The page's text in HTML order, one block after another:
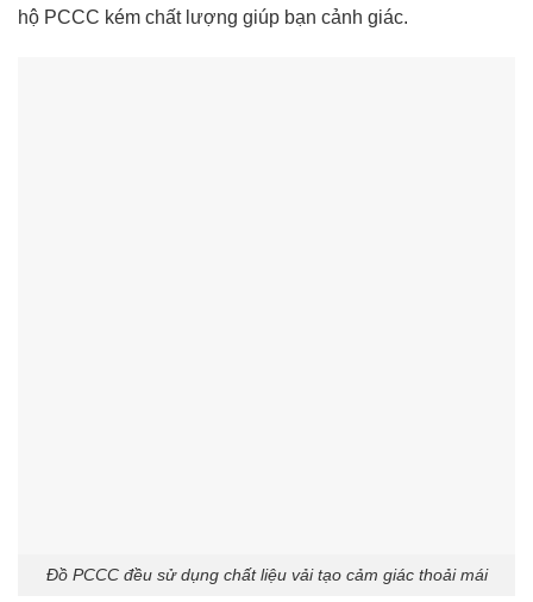
hộ PCCC kém chất lượng giúp bạn cảnh giác.
Đồ PCCC đều sử dụng chất liệu vải tạo cảm giác thoải mái